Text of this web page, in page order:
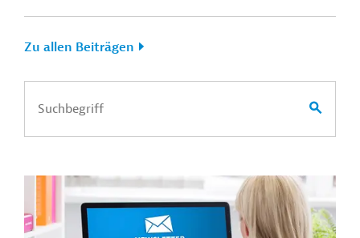
Zu allen Beiträgen